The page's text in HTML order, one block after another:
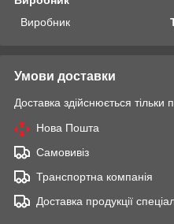
Виробник
Умови доставки
Доставка здійснюється тільки
Нова Пошта
Самовивіз
Транспортна компанія
Доставка продукції